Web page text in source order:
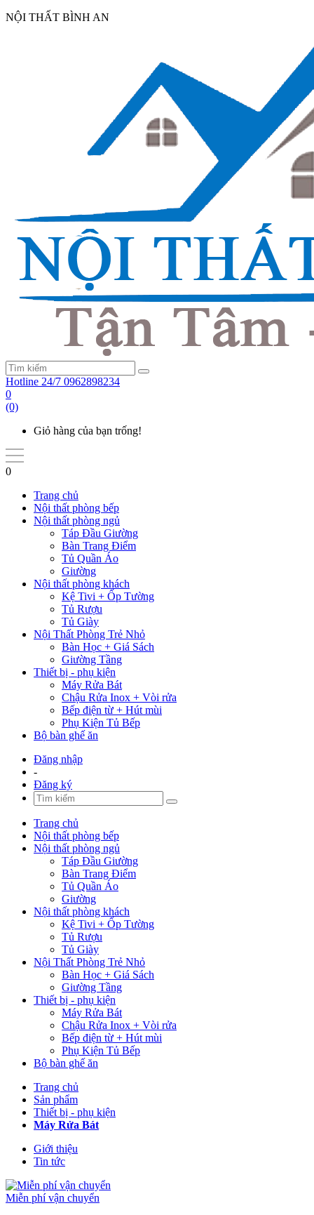
NỘI THẤT BÌNH AN
Hotline 24/7 0962898234
0
(0)
Giỏ hàng của bạn trống!
0
Trang chủ
Nội thất phòng bếp
Nội thất phòng ngủ
Táp Đầu Giường
Bàn Trang Điểm
Tủ Quần Áo
Giường
Nội thất phòng khách
Kệ Tivi + Ốp Tường
Tủ Rượu
Tủ Giày
Nội Thất Phòng Trẻ Nhỏ
Bàn Học + Giá Sách
Giường Tầng
Thiết bị - phụ kiện
Máy Rửa Bát
Chậu Rửa Inox + Vòi rửa
Bếp điện từ + Hút mùi
Phụ Kiện Tủ Bếp
Bộ bàn ghế ăn
Đăng nhập
-
Đăng ký
Trang chủ
Nội thất phòng bếp
Nội thất phòng ngủ
Táp Đầu Giường
Bàn Trang Điểm
Tủ Quần Áo
Giường
Nội thất phòng khách
Kệ Tivi + Ốp Tường
Tủ Rượu
Tủ Giày
Nội Thất Phòng Trẻ Nhỏ
Bàn Học + Giá Sách
Giường Tầng
Thiết bị - phụ kiện
Máy Rửa Bát
Chậu Rửa Inox + Vòi rửa
Bếp điện từ + Hút mùi
Phụ Kiện Tủ Bếp
Bộ bàn ghế ăn
Trang chủ
Sản phẩm
Thiết bị - phụ kiện
Máy Rửa Bát
Giới thiệu
Tin tức
Miễn phí vận chuyển